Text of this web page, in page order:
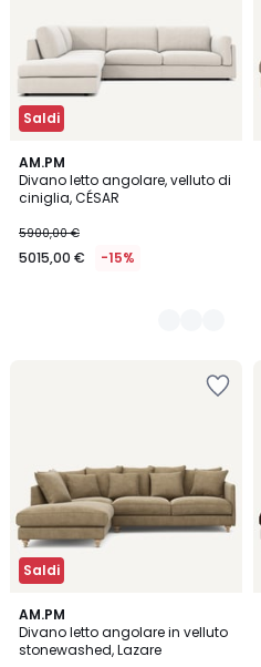
Saldi
AM.PM
Divano letto angolare, velluto di
ciniglia, CÉSAR
5900,00 €
5015,00 € -15%
8
Colori
Saldi
AM.PM
Divano letto angolare in velluto
stonewashed, Lazare
3
Colori